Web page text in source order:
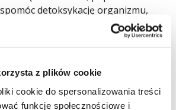
z plików cookie
cookie do spersonalizowania treści
funkcje społecznościowe i
detoksykację organizmu,
poprawić elastyczność
układ odporności. Może
Jest to popularna metoda
w tradycyjnej medycynie chińskiej,
odnowy biologicznej